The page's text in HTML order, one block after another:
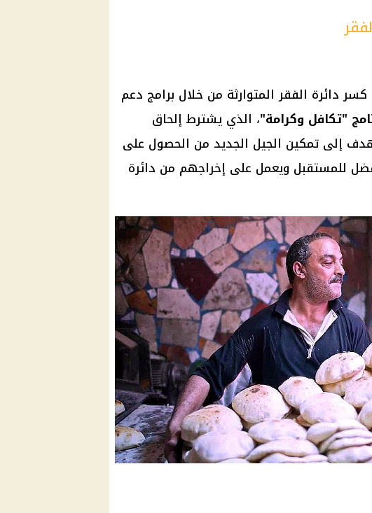
دائرة الفقر المتوارثة من خلال برامج دعم
"تكافل وكرامة"، الذي يشترط إلحاق
إلى تمكين الجيل الجديد من الحصول على
للمستقبل ويعمل على إخراجهم من دائرة